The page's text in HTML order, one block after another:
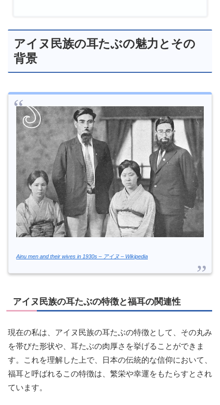
アイヌ民族の耳たぶの魅力とその
背景
Ainu men and their wives in 1930s – アイヌ – Wikipedia
アイヌ民族の耳たぶの特徴と福耳の関連性
現在の私は、アイヌ民族の耳たぶの特徴として、その丸み
を帯びた形状や、耳たぶの肉厚さを挙げることができま
す。これを理解した上で、日本の伝統的な信仰において、
福耳と呼ばれるこの特徴は、繁栄や幸運をもたらすとされ
ています。